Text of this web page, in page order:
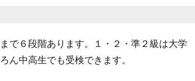
で６段階あります。１・２・準２級は大学
ん中高生でも受検できます。